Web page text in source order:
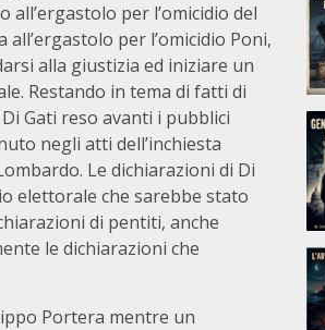
per l’omicidio del
per l’omicidio Poni,
alla giustizia ed iniziare un
Restando in tema di fatti di
Gati reso avanti i pubblici
negli atti dell’inchiesta
Le dichiarazioni di Di
elettorale che sarebbe stato
di pentiti, anche
le dichiarazioni che
Portera mentre un